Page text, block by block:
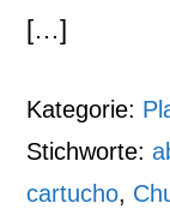
[…]
Kategorie:
Stichworte:
cartucho,